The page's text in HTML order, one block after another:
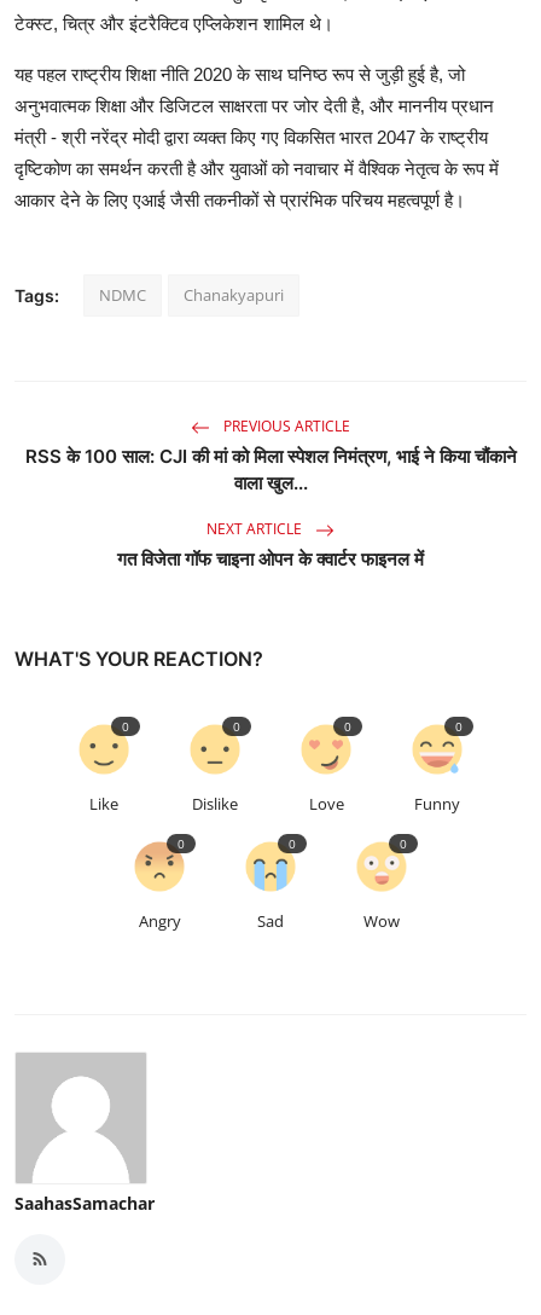
टेक्स्ट, चित्र और इंटरैक्टिव एप्लिकेशन शामिल थे।
यह पहल राष्ट्रीय शिक्षा नीति 2020 के साथ घनिष्ठ रूप से जुड़ी हुई है, जो
अनुभवात्मक शिक्षा और डिजिटल साक्षरता पर जोर देती है, और माननीय प्रधान
मंत्री - श्री नरेंद्र मोदी द्वारा व्यक्त किए गए विकसित भारत 2047 के राष्ट्रीय
दृष्टिकोण का समर्थन करती है और युवाओं को नवाचार में वैश्विक नेतृत्व के रूप में
आकार देने के लिए एआई जैसी तकनीकों से प्रारंभिक परिचय महत्वपूर्ण है।
Tags: NDMC Chanakyapuri
PREVIOUS ARTICLE
RSS के 100 साल: CJI की मां को मिला स्पेशल निमंत्रण, भाई ने किया चौंकाने
वाला खुल...
NEXT ARTICLE
गत विजेता गॉफ चाइना ओपन के क्वार्टर फाइनल में
WHAT'S YOUR REACTION?
Like
0
Dislike
0
Love
0
Funny
0
Angry
0
Sad
0
Wow
0
SaahasSamachar